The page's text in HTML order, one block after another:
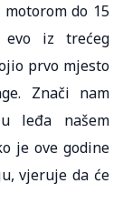
do 15
evo iz trećeg
prvo mjesto
Znači nam
leđa našem
je ove godine
vjeruje da će